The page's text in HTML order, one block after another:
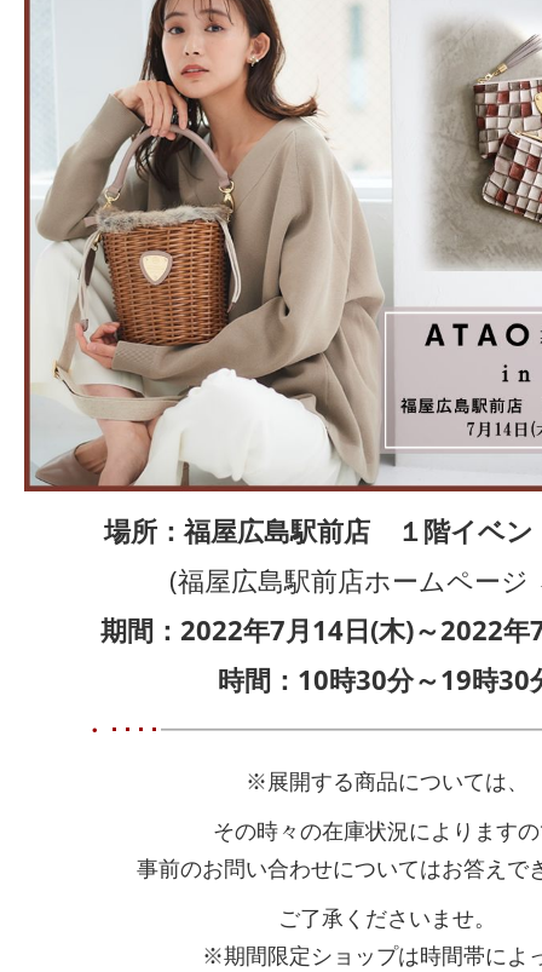
場所：福屋広島駅前店 １階イベン
(福屋広島駅前店ホームペー
期間：2022年7月14日(木)～2022年
時間：10時30分～19時30
・････
※展開する商品については、
その時々の在庫状況によります
事前のお問い合わせについてはお答えで
ご了承くださいませ。
※期間限定ショップは時間帯によ